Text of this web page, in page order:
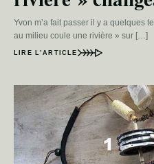
Yvon m’a fait passer il y a quelques
au milieu coule une rivière » sur […]
LIRE L’ARTICLE